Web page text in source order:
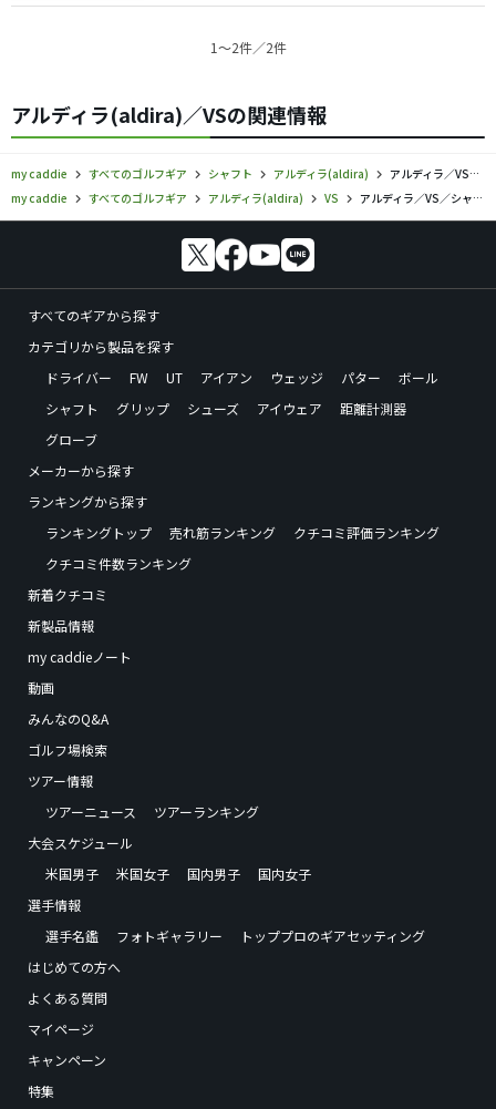
1〜2件／2件
アルディラ(aldira)／VSの関連情報
my caddie すべてのゴルフギア シャフト アルディラ(aldira)
アルディラ／VS／シャフトの口コミ評価
my caddie
すべてのゴルフギア アルディラ(aldira) VS アルディラ／VS／シャフトの口コミ評価
すべてのギアから探す
カテゴリから製品を探す
ドライバー
FW UT アイアン ウェッジ パター
ボール
シャフト
グリップ シューズ アイウェア
距離計測器
グローブ
メーカーから探す
ランキングから探す
ランキングトップ
売れ筋ランキング
クチコミ評価ランキング
クチコミ件数ランキング
新着クチコミ
新製品情報
my caddieノート
動画
みんなのQ&A
ゴルフ場検索
ツアー情報
ツアーニュース
ツアーランキング
大会スケジュール
米国男子
米国女子 国内男子
国内女子
選手情報
選手名鑑
フォトギャラリー
トッププロのギアセッティング
はじめての方へ
よくある質問
マイページ
キャンペーン
特集